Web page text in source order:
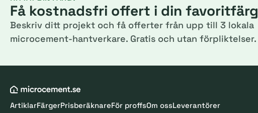
Få kostnadsfri offert i din favoritfärg
Beskriv ditt projekt och få offerter från upp till 3 lokala
microcement-hantverkare. Gratis och utan förpliktelser.
ArtiklarFärgerPrisberäknareFör proffsOm ossLeverantörer